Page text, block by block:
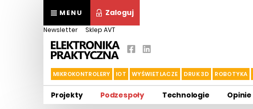
MENU Zaloguj
Newsletter Sklep AVT
MIKROKONTROLERY IOT WYŚWIETLACZE DRUK 3D ROBOTYKA
Projekty Podzespoły Technologie Opinie